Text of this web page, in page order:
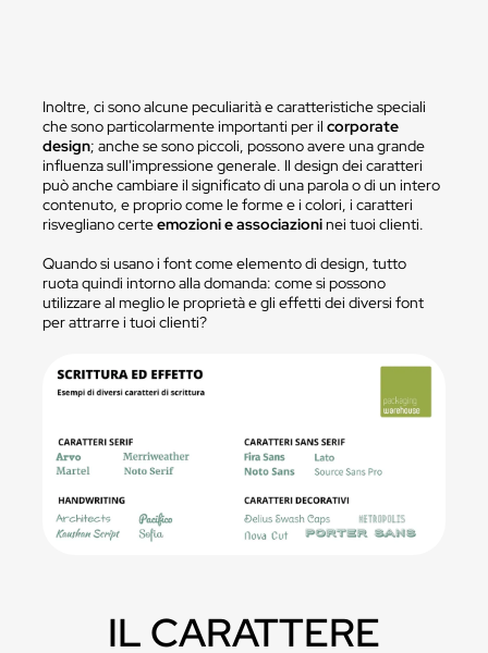
Inoltre, ci sono alcune peculiarità e caratteristiche speciali
che sono particolarmente importanti per ilcorporate
design; anche se sono piccoli, possono avere una grande
influenza sull'impressione generale. Il design dei caratteri
può anche cambiare il significato di una parola o di un intero
contenuto, e proprio come le forme e i colori, i caratteri
risvegliano certeemozioni e associazioninei tuoi clienti.
Quando si usano i font come elemento di design, tutto
ruota quindi intorno alla domanda: come si possono
utilizzare al meglio le proprietà e gli effetti dei diversi font
per attrarre i tuoi clienti?
IL CARATTERE